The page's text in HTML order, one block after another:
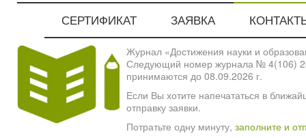
СЕРТИФИКАТ ЗАЯВКА
Журнал «Достижения науки и
Следующий номер журнала № 4(106)
принимаются до 08.09.2026 г.
Если Вы хотите напечататься в
отправку заявки.
Потратьте одну минуту, заполните и